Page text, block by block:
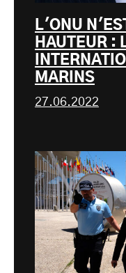
L'ONU
HAUTEUR :
MARINS
27.06.2022